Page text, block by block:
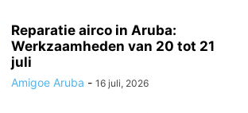
Reparatie airco in Aruba:
Werkzaamheden van 20 tot 21
juli
Amigoe Aruba - 16 juli, 2026